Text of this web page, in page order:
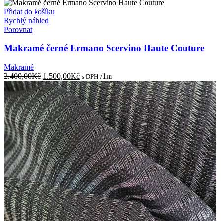
Přidat do košíku
Rychlý náhled
Porovnat
Makramé černé Ermano Scervino Haute Couture
Makramé
2.400,00Kč Původní
cena
byla:
2.400,00Kč.
1.500,00KčAktuální
cena
je:
1.500,00Kč.
s DPH /1m